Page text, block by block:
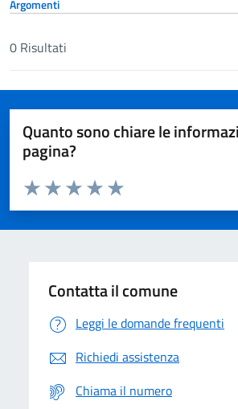
Argomenti
Risultati
0 Risultati
Quanto sono chiare le
pagina?
Domanda
Valuta da 1 a 5 stelle la pagina
Valuta 5 stelle su 5
Valuta 4 stelle su 5
Valuta 3 stelle su 5
Valuta 2 stelle su 5
Valuta 1 stelle su 5
Contatta il comune
Leggi le domande frequenti
Richiedi assistenza
Chiama il numero